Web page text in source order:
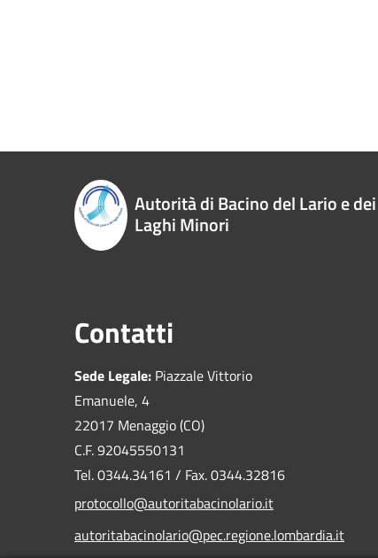
Autorità di Bacino del Lario e dei
Laghi Minori
Contatti
Sede Legale: Piazzale Vittorio
Emanuele, 4
22017 Menaggio (CO)
C.F. 92045550131
Tel. 0344.34161 / Fax. 0344.32816
protocollo@autoritabacinolario.it
autoritabacinolario@pec.regione.lombardia.it